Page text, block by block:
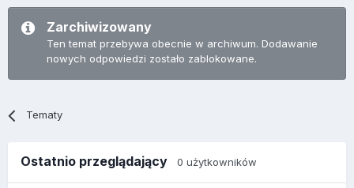
Zarchiwizowany
Ten temat przebywa obecnie w archiwum. Dodawanie
nowych odpowiedzi zostało zablokowane.
Tematy
Ostatnio przeglądający 0 użytkowników